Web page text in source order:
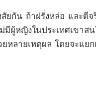
กัน ถ้าฝรั่งหล่อ และดีจ
ผู้หญิงในประเทศเขาสน
ลายเหตุผล โดยจะแยก